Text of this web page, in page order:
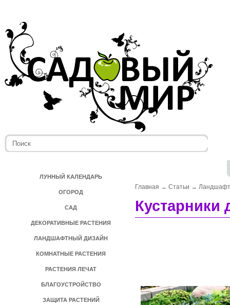
ЛУННЫЙ КАЛЕНДАРЬ
ОГОРОД
САД
ДЕКОРАТИВНЫЕ РАСТЕНИЯ
ЛАНДШАФТНЫЙ ДИЗАЙН
КОМНАТНЫЕ РАСТЕНИЯ
РАСТЕНИЯ ЛЕЧАТ
БЛАГОУСТРОЙСТВО
ЗАЩИТА РАСТЕНИЙ
Главная → Статьи →
Кустарники